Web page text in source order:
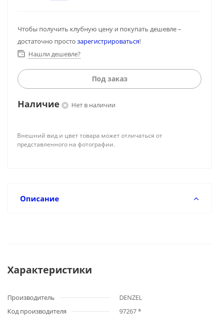
Чтобы получить клубную цену и покупать дешевле –
достаточно просто зарегистрироваться!
Нашли дешевле?
Под заказ
Наличие Нет в наличии
Внешний вид и цвет товара может отличаться от
представленного на фотографии.
Описание
Характеристики
Производитель
DENZEL
Код производителя
97267 *